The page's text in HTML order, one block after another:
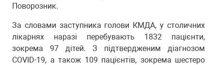
Поворозник.
За словами заступника голови КМДА, у столичних
лікарнях наразі перебувають 1832 пацієнти,
зокрема 97 дітей. З підтвердженим діагнозом
COVID-19, а також 109 пацієнтів, зокрема шестеро